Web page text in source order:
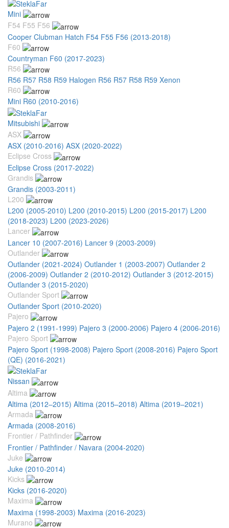
Mini
F54 F55 F56
Cooper Clubman Hatch F54 F55 F56 (2013-2018)
F60
Countryman F60 (2017-2023)
R56
R56 R57 R58 R59 Halogen R56 R57 R58 R59 Xenon
R60
Mini R60 (2010-2016)
Mitsubishi
ASX
ASX (2010-2016) ASX (2020-2022)
Eclipse Cross
Eclipse Cross (2017-2022)
Grandis
Grandis (2003-2011)
L200
L200 (2005-2010) L200 (2010-2015) L200 (2015-2017) L200
(2018-2023) L200 (2023-2026)
Lancer
Lancer 10 (2007-2016) Lancer 9 (2003-2009)
Outlander
Outlander (2021-2024) Outlander 1 (2003-2007) Outlander 2
(2006-2009) Outlander 2 (2010-2012) Outlander 3 (2012-2015)
Outlander 3 (2015-2020)
Outlander Sport
Outlander Sport (2010-2020)
Pajero
Pajero 2 (1991-1999) Pajero 3 (2000-2006) Pajero 4 (2006-2016)
Pajero Sport
Pajero Sport (1998-2008) Pajero Sport (2008-2016) Pajero Sport
(QE) (2016-2021)
Nissan
Altima
Altima (2012–2015) Altima (2015–2018) Altima (2019–2021)
Armada
Armada (2008-2016)
Frontier / Pathfinder
Frontier / Pathfinder / Navara (2004-2020)
Juke
Juke (2010-2014)
Kicks
Kicks (2016-2020)
Maxima
Maxima (1998-2003) Maxima (2016-2023)
Murano